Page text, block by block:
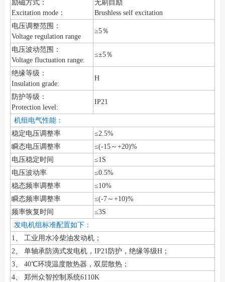
励磁方式：
Excitation mode：
无刷自励
Brushless self excitation
电压调整范围：
Voltage regulation range
≥5％
电压波动范围：
Voltage fluctuation range:
≤±5％
绝缘等级：
Insulation grade:
H
防护等级：
Protection level:
IP21
机组电气性能：
稳定电压调整率
≤2.5%
瞬态电压调整率
≤(-15～+20)%
电压稳定时间
≤1S
电压波动率
≤0.5%
稳态频率调整率
≤10%
瞬态频率调整率
≤(-7～+10)%
频率恢复时间
≤3S
发电机组标准配置如下：
1、 工业用水冷柴油发动机；
2、 单轴承防滴式发电机，IP21防护，绝缘等级H；
3、 40℃环境温度散热器，双层散热；
4、 郑州众智控制系统6110K